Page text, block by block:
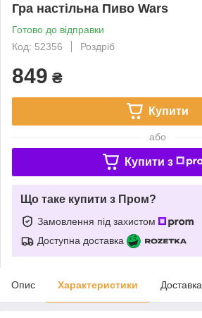
Гра настільна Пиво Wars
Готово до відправки
Код: 52356
Роздріб
849 ₴
Купити
або
Купити з
Що таке купити з Пром?
Замовлення під захистом
Доступна доставка
Опис Характеристики Доставка